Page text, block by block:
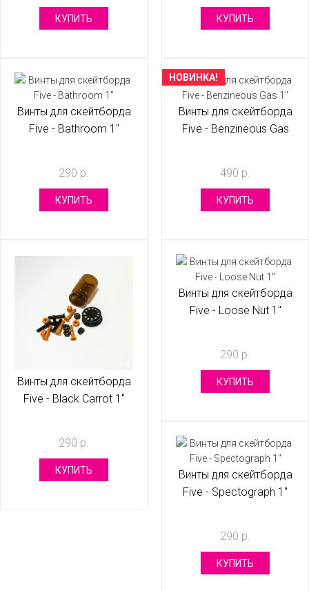
КУПИТЬ КУПИТЬ
Винты для скейтборда
Five - Bathroom 1"
290 р.
КУПИТЬ
НОВИНКА!
Винты для скейтборда
Five - Benzineous Gas
490 р.
КУПИТЬ
Винты для скейтборда
Five - Black Carrot 1"
290 р.
КУПИТЬ
Винты для скейтборда
Five - Loose Nut 1"
290 р.
КУПИТЬ
Винты для скейтборда
Five - Spectograph 1"
290 р.
КУПИТЬ